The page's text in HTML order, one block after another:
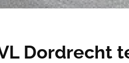
Dordrecht